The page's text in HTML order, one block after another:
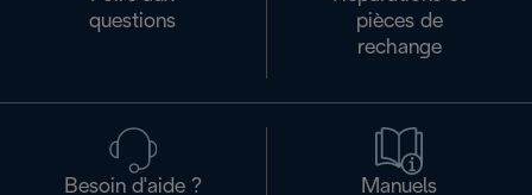
questions
pièces de
rechange
Besoin d'aide ?
Manuels